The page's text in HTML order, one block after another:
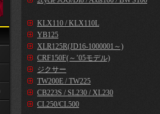
KLX110 / KLX110L
YB125
XLR125R(JD16-1000001～)
CRF150F(～’05モデル)
ジクサー
TW200E / TW225
CB223S / SL230 / XL230
CL250/CL500